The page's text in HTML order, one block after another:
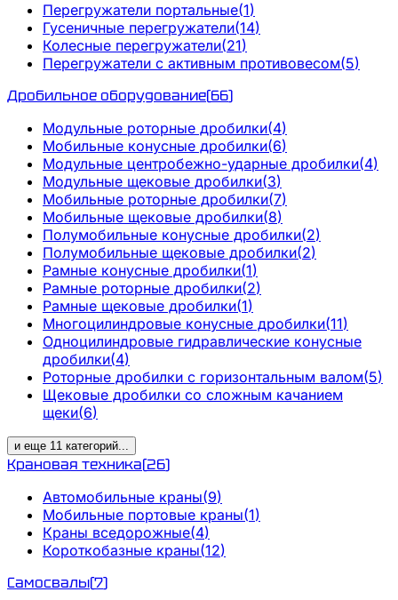
Перегружатели портальные(1)
Гусеничные перегружатели(14)
Колесные перегружатели(21)
Перегружатели с активным противовесом(5)
Дробильное оборудование(66)
Модульные роторные дробилки(4)
Мобильные конусные дробилки(6)
Модульные центробежно-ударные дробилки(4)
Модульные щековые дробилки(3)
Мобильные роторные дробилки(7)
Мобильные щековые дробилки(8)
Полумобильные конусные дробилки(2)
Полумобильные щековые дробилки(2)
Рамные конусные дробилки(1)
Рамные роторные дробилки(2)
Рамные щековые дробилки(1)
Многоцилиндровые конусные дробилки(11)
Одноцилиндровые гидравлические конусные
дробилки(4)
Роторные дробилки с горизонтальным валом(5)
Щековые дробилки со сложным качанием
щеки(6)
и еще 11 категорий...
Крановая техника(26)
Автомобильные краны(9)
Мобильные портовые краны(1)
Краны вседорожные(4)
Короткобазные краны(12)
Самосвалы(7)